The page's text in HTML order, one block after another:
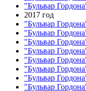
"Бульвар
2017 год
"Бульвар
"Бульвар
"Бульвар
"Бульвар
"Бульвар
"Бульвар
"Бульвар
"Бульвар